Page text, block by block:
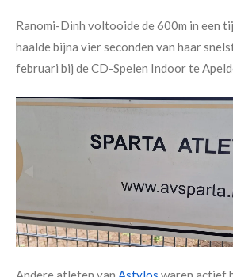
Ranomi-Dinh voltooide de 600m in een
haalde bijna vier seconden van haar
februari bij de CD-Spelen Indoor te